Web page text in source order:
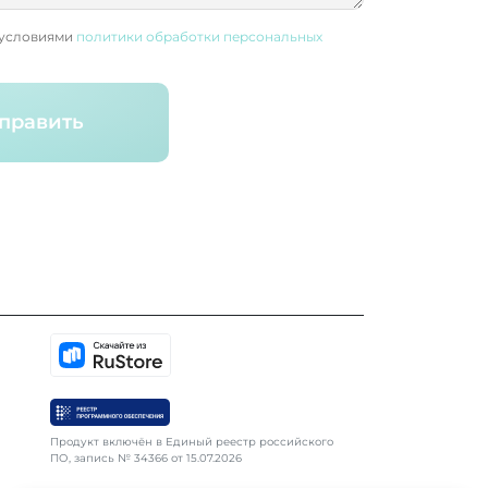
политики обработки персональных
Продукт включён в Единый реестр российского
ПО, запись № 34366 от 15.07.2026